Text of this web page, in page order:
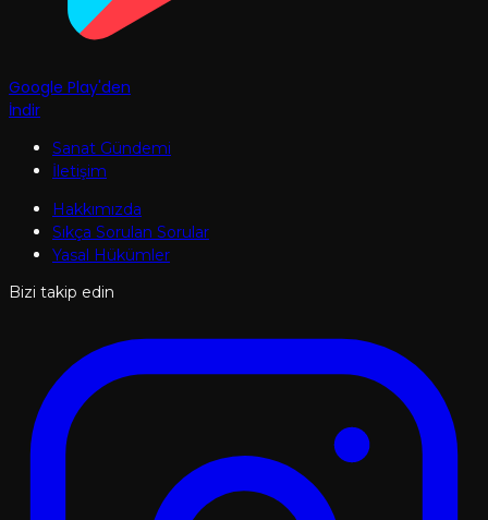
Google Play'den
İndir
Sanat Gündemi
İletişim
Hakkımızda
Sıkça Sorulan Sorular
Yasal Hükümler
Bizi takip edin